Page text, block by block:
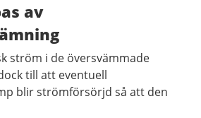
av
ström i de översvämmade
till att eventuell
blir strömförsörjd så att den